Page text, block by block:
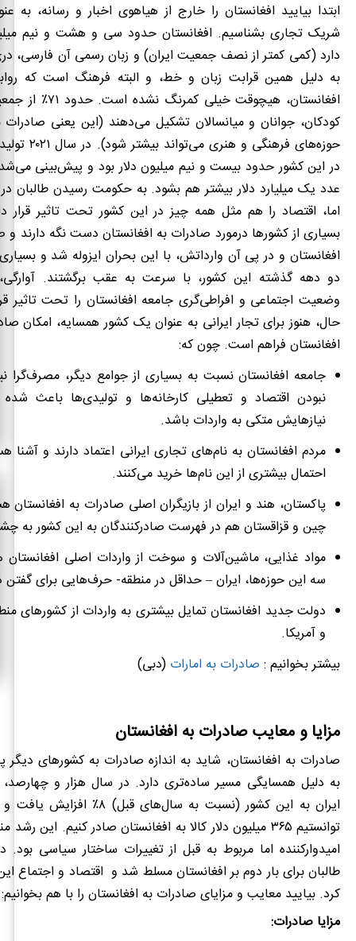
ابتدا بیایید افغانستان را خارج از هیاهوی اخبار و رسانه، به
شریک تجاری بشناسیم. افغانستان حدود سی و هشت و نیم
دارد (کمی کمتر از نصف جمعیت ایران) و زبان رسمی آن فارسی،
به دلیل همین قرابت زبان و خط، و البته فرهنگ است که
افغانستان، هیچوقت
کودکان، جوانان و میانسالان تشکیل می‌دهند (این یعنی صادرات
حوزه‌های فرهنگی
در این کشور حدود بیست و نیم میلیون دلار بود و پیشبینی می
عدد یک میلیارد دلار بیشتر هم بشود. به حکومت رسیدن طالبان
اما، اقتصاد را هم مثل همه چیز در این کشور تحت تاثیر قرار
بسیاری از کشورها درمورد صادرات به افغانستان دست نگه دارند و
افغانستان و در پی آن وارداتش، با این بحران ایزوله شد و
دو دهه گذشته این کشور، با سرعت به عقب برگشتند.
وضعیت اجتماعی و افراطی‌گری جامعه افغانستان را تحت تاثیر
حال، هنوز برای تجار ایرانی به عنوان یک کشور همسایه، امکان
افغانستان فراهم است. چون که:
جامعه افغانستان نسبت به بسیاری از جوامع دیگر، مصرف‌گرا
نبودن اقتصاد و تعطیلی کارخانه‌ها و تولیدی‌ها باعث
نیازهایش متکی به واردات باشد.
مردم افغانستان به نام‌های تجاری ایرانی اعتماد دارند و آشنا
احتمال بیشتری از این نام‌ها خرید میکنند.
پاکستان، هند و ایران از بازیگران اصلی صادرات به
چین و قزاقستان هم در فهرست صادرکنندگان به این کشور به
مواد غذایی، ماشین‌آلات و سوخت از واردات اصلی
سه این حوزه‌ها، ایران – حداقل در منطقه- حرف‌هایی برای گفتن
دولت جدید افغانستان تمایل بیشتری به واردات از کشورهای
و آمریکا.
بیشتر بخوانیم : صادرات به امارات (دبی)
مزایا و معایب صادرات به افغانستان
صادرات به افغانستان، شاید به اندازه صادرات به کشورهای دیگر
به دلیل همسایگی مسیر ساده‌تری دارد. در سال هزار و
ایران به این کشور (نسبت به سال‌های
توانستیم ۳۶۵ میلیون دلار کالا به افغانستان صادر کنیم. این
طالبان برای بار دوم بر افغانستان مسلط شد و اقتصاد و اجتماع
کرد. بیایید معایب و مزایای صادرات به افغانستان را با هم بخوانیم:
مزایا صادرات: